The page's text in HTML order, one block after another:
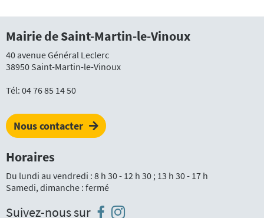
Mairie de Saint-Martin-le-Vinoux
40 avenue Général Leclerc
38950 Saint-Martin-le-Vinoux
Tél: 04 76 85 14 50
Nous contacter
Horaires
Du lundi au vendredi : 8 h 30 - 12 h 30 ; 13 h 30 - 17 h
Samedi, dimanche : fermé
Suivez-nous sur Facebook
Instagram